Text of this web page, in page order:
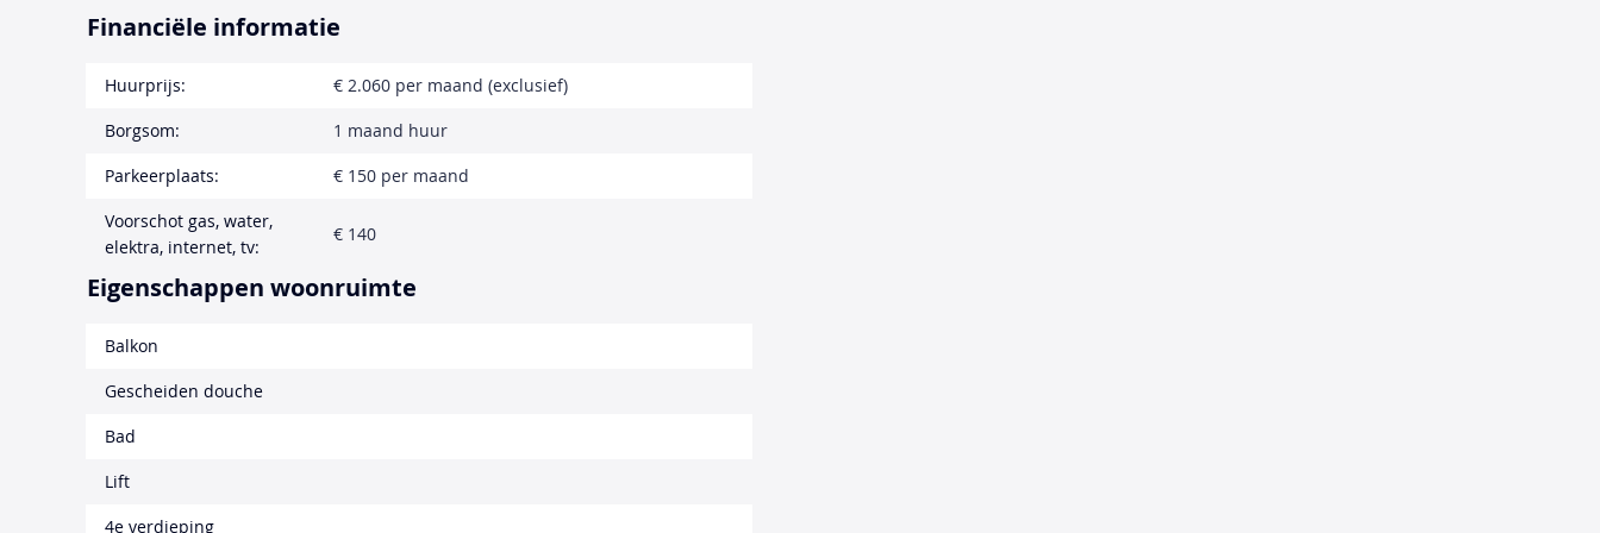
Financiële informatie
Huurprijs:
€ 2.060 per maand (exclusief)
Borgsom:
1 maand huur
Parkeerplaats:
€ 150 per maand
Voorschot gas, water,
elektra, internet, tv:
€ 140
Eigenschappen woonruimte
Balkon
Gescheiden douche
Bad
Lift
4e verdieping